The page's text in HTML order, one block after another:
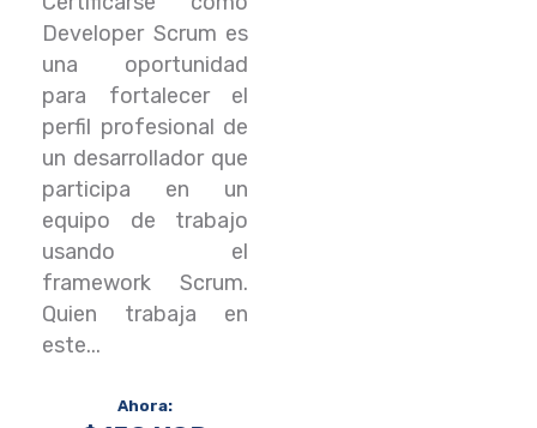
Developer Scrum es
una oportunidad
para fortalecer el
perfil profesional de
un desarrollador que
participa en un
equipo de trabajo
usando el
framework Scrum.
Quien trabaja en
este...